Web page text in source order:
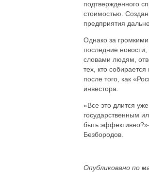
подтвержденного
стоимостью.
предприятия
Однако за
последние
словами людям,
тех, кто
после того, как
инвестора.
«Все это длится
государственным
быть
Безбородов.
Опубликовано по